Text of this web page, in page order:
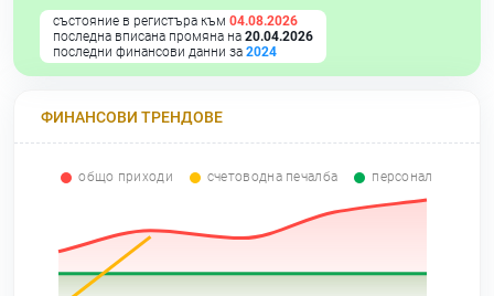
състояние в регистъра към 04.08.2026
последна вписана промяна на 20.04.2026
последни финансови данни за 2024
ФИНАНСОВИ ТРЕНДОВЕ
общо приходи счетоводна печалба персонал